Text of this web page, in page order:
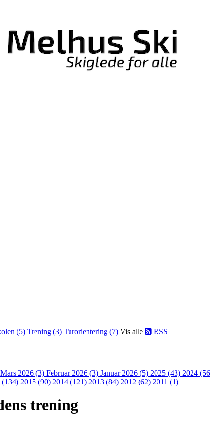
(5) Trening (3) Turorientering (7) Vis alle RSS
Mars 2026 (3) Februar 2026 (3) Januar 2026 (5) 2025 (43) 2024
(134) 2015 (90) 2014 (121) 2013 (84) 2012 (62) 2011 (1)
trening